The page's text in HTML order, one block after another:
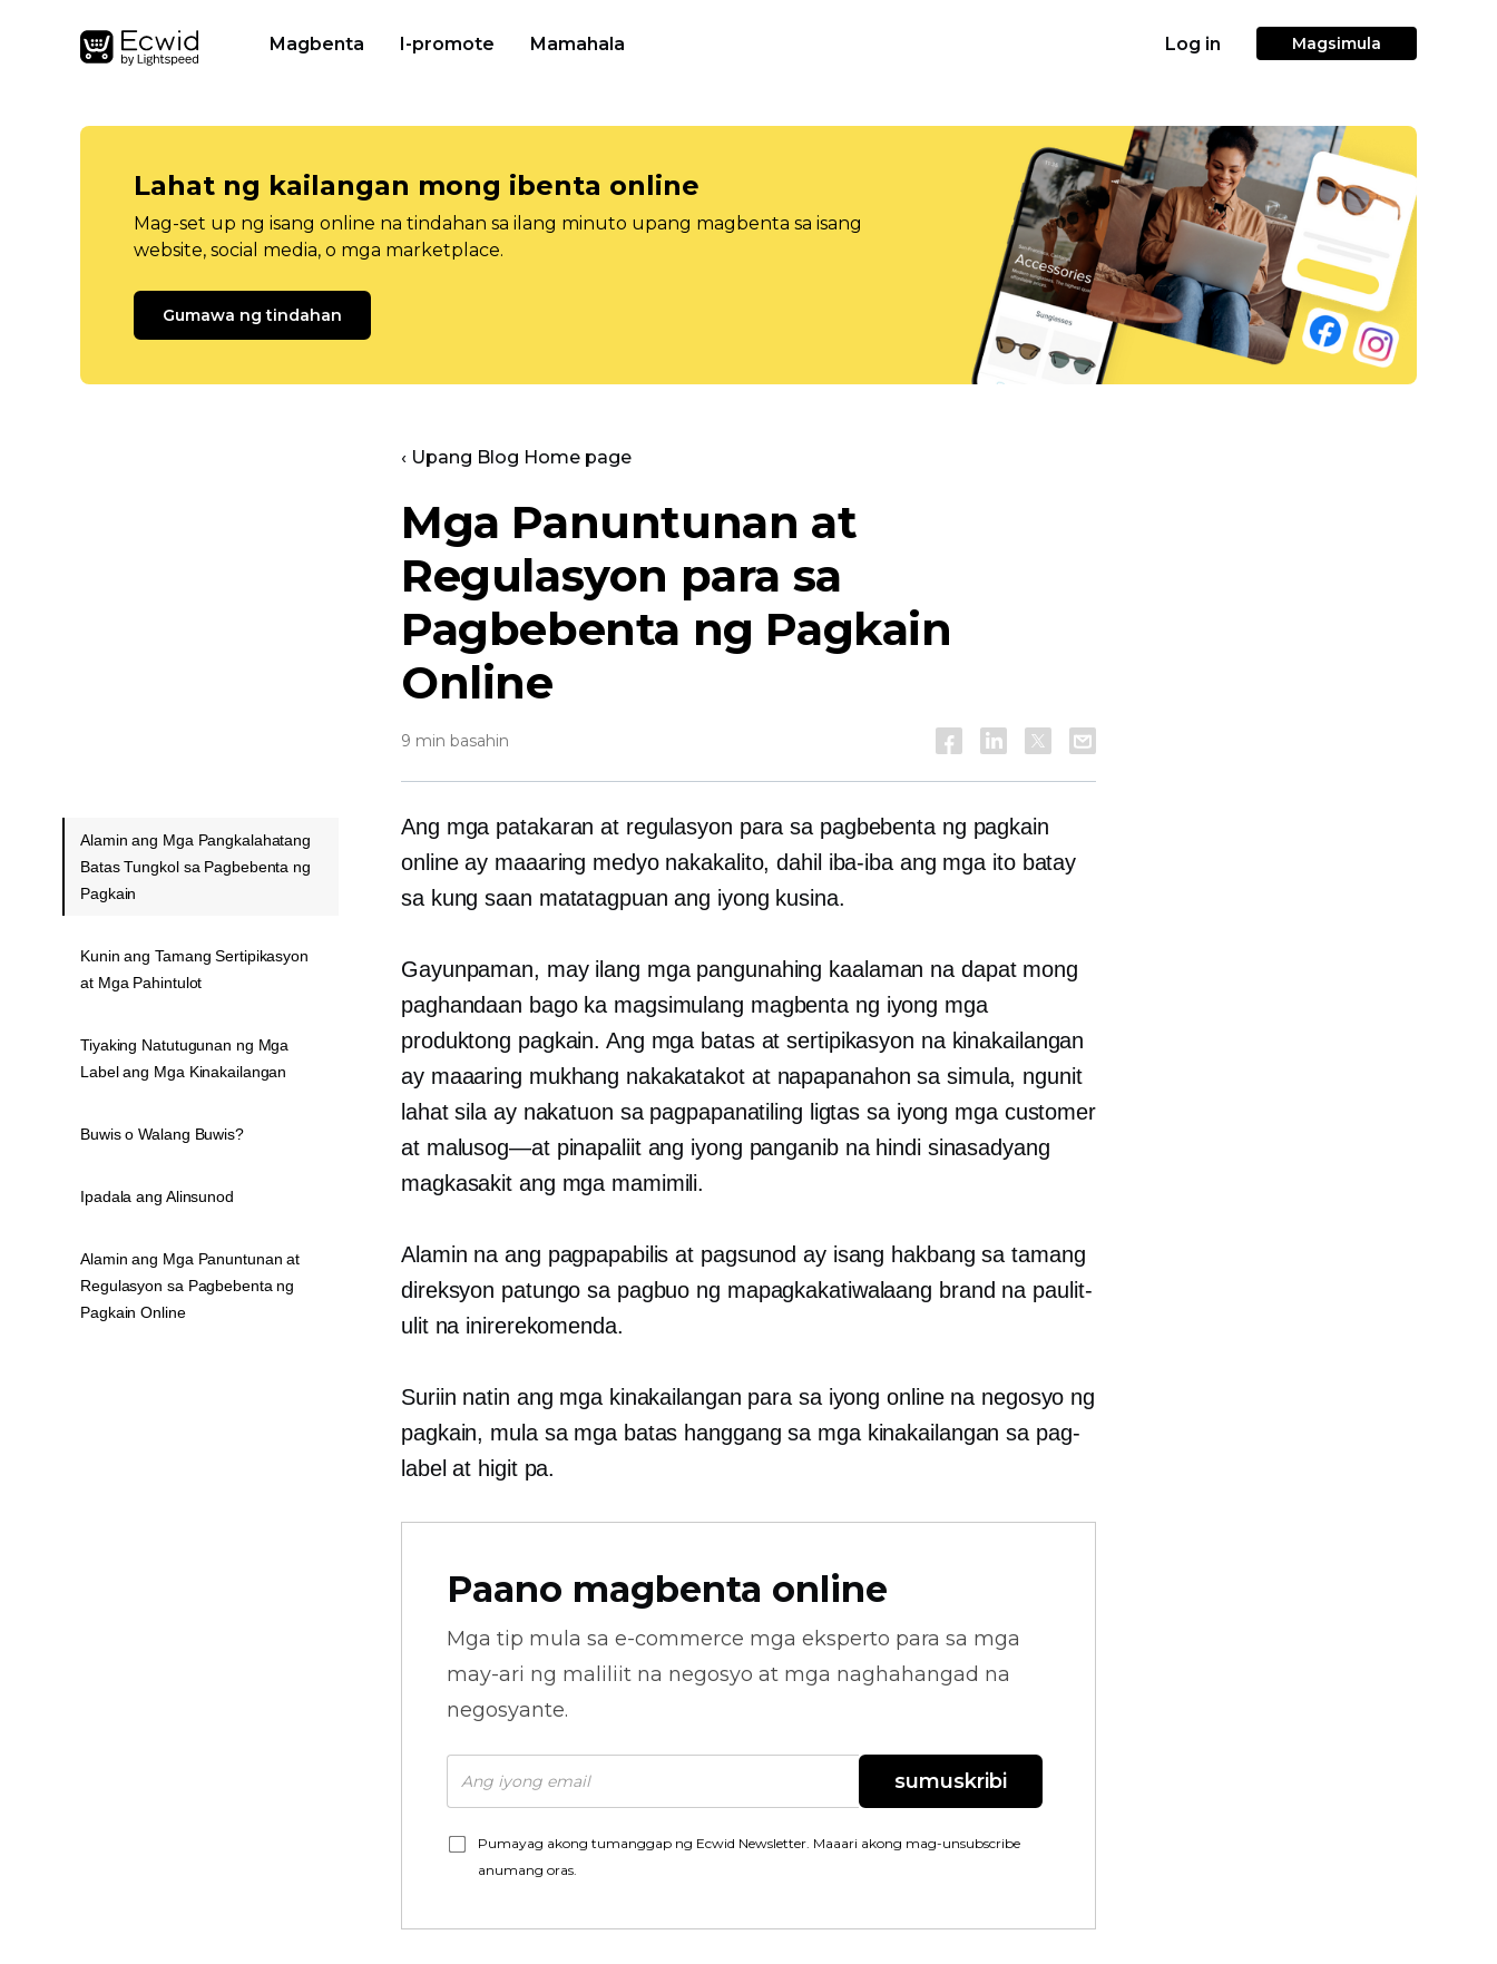
Magbenta I-promote Mamahala Log in Magsimula
Lahat ng kailangan mong ibenta online
Mag-set up ng isang online na tindahan sa ilang minuto upang magbenta sa isang
website, social media, o mga marketplace.
Gumawa ng tindahan
‹ Upang Blog Home page
Mga Panuntunan at
Regulasyon para sa
Pagbebenta ng Pagkain
Online
9 min basahin
Ang mga patakaran at regulasyon para sa pagbebenta ng pagkain
online ay maaaring medyo nakakalito, dahil iba-iba ang mga ito batay
sa kung saan matatagpuan ang iyong kusina.
Gayunpaman, may ilang mga pangunahing kaalaman na dapat mong
paghandaan bago ka magsimulang magbenta ng iyong mga
produktong pagkain. Ang mga batas at sertipikasyon na kinakailangan
ay maaaring mukhang nakakatakot at napapanahon sa simula, ngunit
lahat sila ay nakatuon sa pagpapanatiling ligtas sa iyong mga customer
at malusog—atpinapaliit ang iyong panganib na hindi sinasadyang
magkasakit ang mga mamimili.
Alamin na ang pagpapabilis at pagsunod ay isang hakbang sa tamang
direksyon patungo sa pagbuo ng mapagkakatiwalaang brand na paulit-
ulit na inirerekomenda.
Suriin natin ang mga kinakailangan para sa iyong online na negosyo ng
pagkain, mula sa mga batas hanggang sa mga kinakailangan sa pag-
label at higit pa.
Paano magbenta online
Mga tip mula sa e-commerce mga eksperto para sa mga
may-ari ng maliliit na negosyo at mga naghahangad na
negosyante.
sumuskribi
Pumayag akong tumanggap ng Ecwid Newsletter. Maaari akong mag-unsubscribe
anumang oras.
Alamin ang Mga Pangkalahatang
Batas Tungkol sa Pagbebenta ng
Pagkain
Kunin ang Tamang Sertipikasyon
at Mga Pahintulot
Tiyaking Natutugunan ng Mga
Label ang Mga Kinakailangan
Buwis o Walang Buwis?
Ipadala ang Alinsunod
Alamin ang Mga Panuntunan at
Regulasyon sa Pagbebenta ng
Pagkain Online